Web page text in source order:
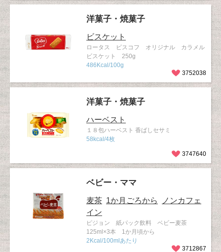
洋菓子・焼菓子
ビスケット
ロータス ビスコフ オリジナル カラメル
ビスケット 250g
486Kcal/100g
3752038
洋菓子・焼菓子
ハーベスト
１８包ハーベスト 香ばしセサミ
58kcal/4枚
3747640
ベビー・ママ
麦茶 1か月ごろから
ノンカフェ
イン
ピジョン 紙パック飲料 ベビー麦茶
125ml×3本 1か月頃から
2Kcal/100mlあたり
3712867